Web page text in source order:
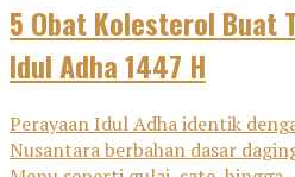
5 Obat Kolesterol Buat
Idul Adha 1447 H
Perayaan Idul Adha identik
Nusantara berbahan dasar